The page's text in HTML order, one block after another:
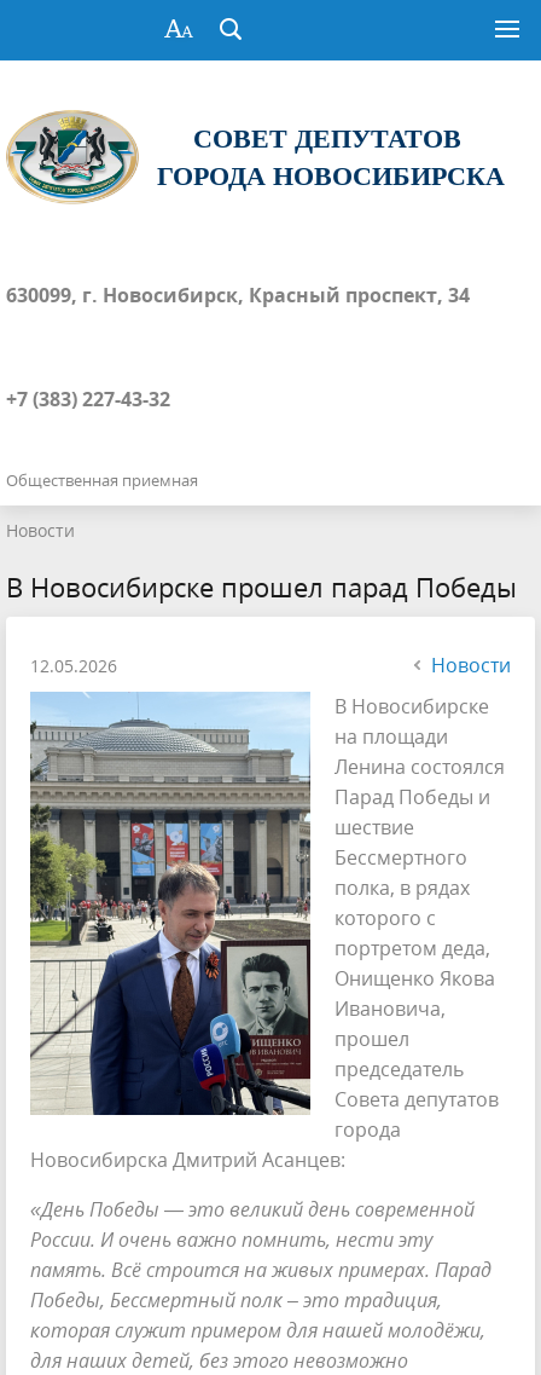
СОВЕТ ДЕПУТАТОВ
ГОРОДА НОВОСИБИРСКА
630099, г. Новосибирск, Красный проспект, 34
+7 (383) 227-43-32
Общественная приемная
Новости
В Новосибирске прошел парад Победы
12.05.2026
Новости
В Новосибирске
на площади
Ленина состоялся
Парад Победы и
шествие
Бессмертного
полка, в рядах
которого с
портретом деда,
Онищенко Якова
Ивановича,
прошел
председатель
Совета депутатов
города
Новосибирска Дмитрий Асанцев:
«День Победы — это великий день современной
России. И очень важно помнить, нести эту
память. Всё строится на живых примерах. Парад
Победы, Бессмертный полк – это традиция,
которая служит примером для нашей молодёжи,
для наших детей, без этого невозможно